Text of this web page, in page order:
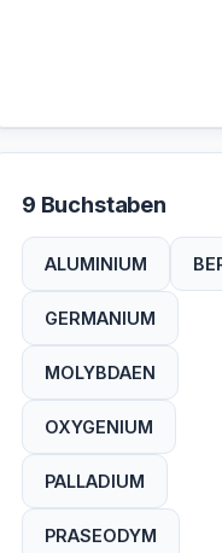
9 Buchstaben
ALUMINIUM
GERMANIUM
MOLYBDAEN
OXYGENIUM
PALLADIUM
PRASEODYM